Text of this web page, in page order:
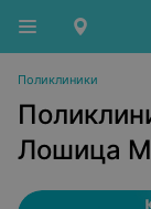
Поликлиники
Лошица